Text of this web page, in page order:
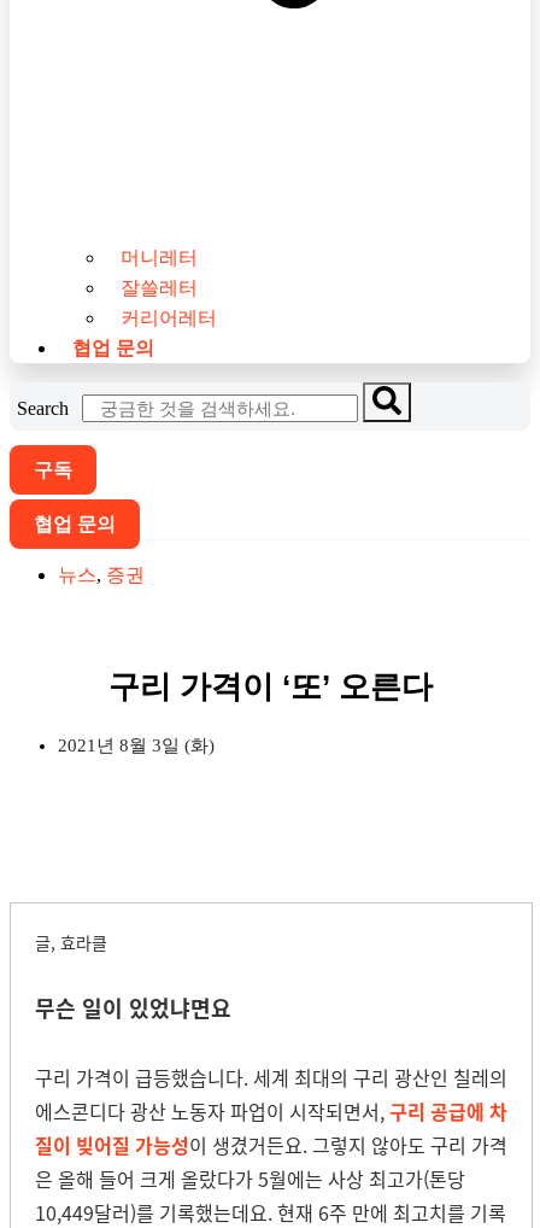
머니레터
잘쓸레터
커리어레터
협업 문의
Search
구독
협업 문의
뉴스, 증권
구리 가격이 ‘또’ 오른다
2021년 8월 3일 (화)
글, 효라클
무슨 일이 있었냐면요
구리 가격이 급등했습니다. 세계 최대의 구리 광산인 칠레의
에스콘디다 광산 노동자 파업이 시작되면서,구리 공급에 차
질이 빚어질 가능성이 생겼거든요. 그렇지 않아도 구리 가격
은 올해 들어 크게 올랐다가 5월에는 사상 최고가(톤당
10,449달러)를 기록했는데요. 현재 6주 만에 최고치를 기록